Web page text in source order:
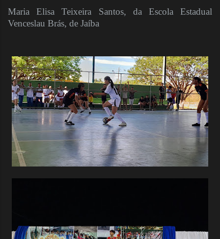
Maria Elisa Teixeira Santos, da Escola Estadual
Venceslau Brás, de Jaíba